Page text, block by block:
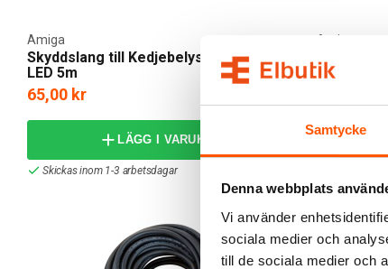
Samtycke
Denna webbplats
Vi använder
sociala medier och
till de sociala medier och
Skyddslang till Kedjebelysning S-Line
LED 5m
Amiga
65,00 kr
LÄGG I VARUKORG
Skickas inom 1-3 arbetsdagar
Amiga